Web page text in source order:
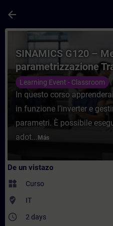
arrow_back
Curso - SINAMICS
SINAMICS G120 –
parametrizzazione
attestazione finale
esame.
Learning Event - Classroom
In questo corso
in funzione l’inverter e
parametri. È possibile
adot... Más
De un vistazo
widgets Curso
where_to_vote IT
access_time 2 days